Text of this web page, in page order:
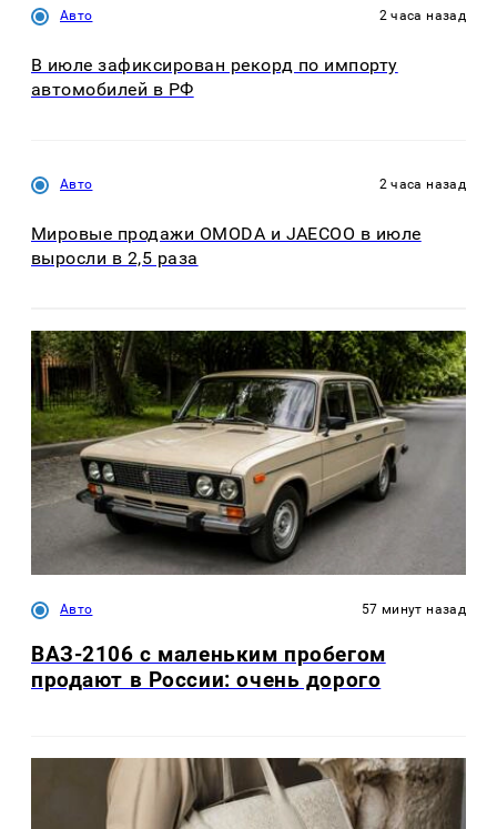
Авто 2 часа назад
В июле зафиксирован рекорд по импорту
автомобилей в РФ
Авто 2 часа назад
Мировые продажи OMODA и JAECOO в июле
выросли в 2,5 раза
Авто 57 минут назад
ВАЗ-2106 с маленьким пробегом
продают в России: очень дорого